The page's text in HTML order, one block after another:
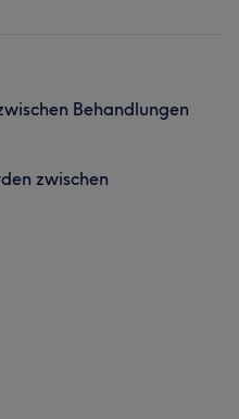
Behandlungen
zwischen